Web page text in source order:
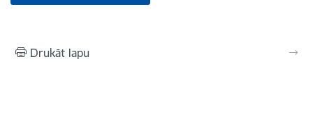
Drukāt lapu